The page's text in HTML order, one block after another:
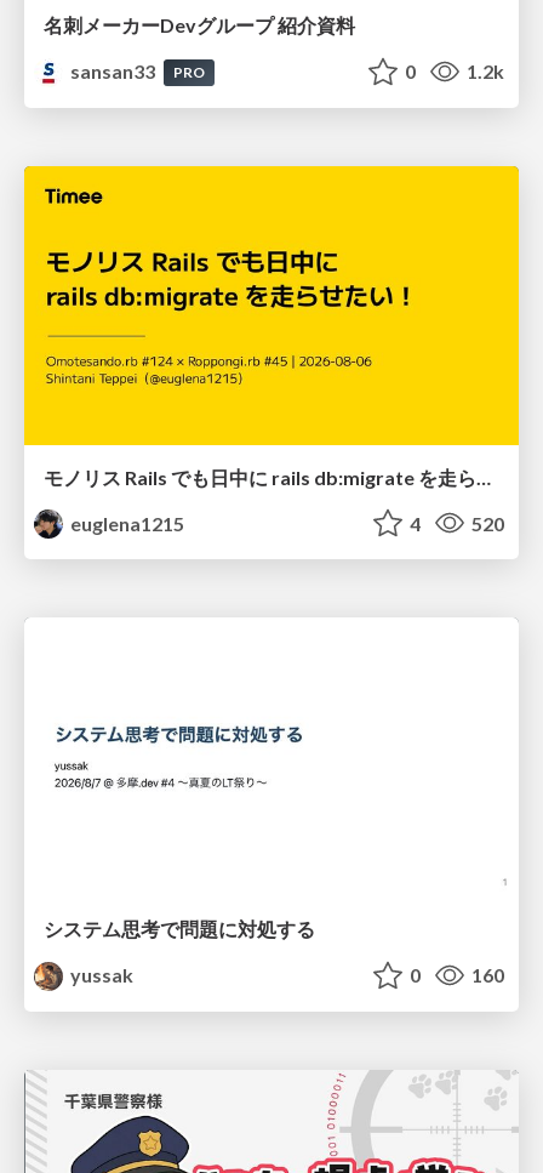
名刺メーカーDevグループ 紹介資料
sansan33
PRO 0 1.2k
euglena1215
4 520
システム思考で問題に対処する
yussak
0 160